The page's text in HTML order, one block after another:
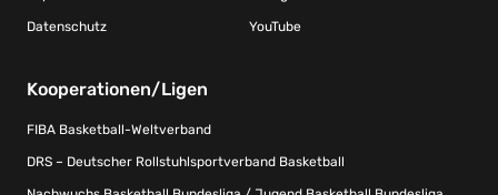
Datenschutz YouTube
Kooperationen/Ligen
FIBA Basketball-Weltverband
DRS – Deutscher Rollstuhlsportverband Basketball